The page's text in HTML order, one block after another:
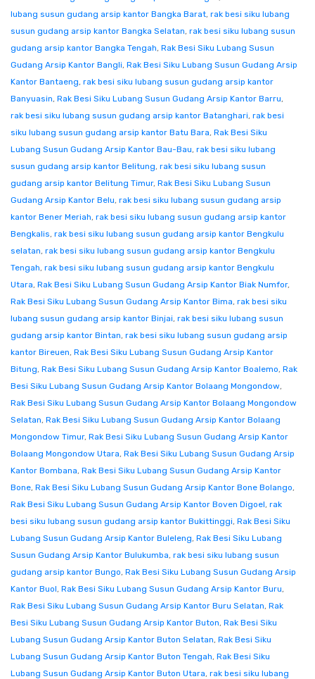
lubang susun gudang arsip kantor Bangka Barat, rak besi siku lubang
susun gudang arsip kantor Bangka Selatan, rak besi siku lubang susun
gudang arsip kantor Bangka Tengah, Rak Besi Siku Lubang Susun
Gudang Arsip Kantor Bangli, Rak Besi Siku Lubang Susun Gudang Arsip
Kantor Bantaeng, rak besi siku lubang susun gudang arsip kantor
Banyuasin, Rak Besi Siku Lubang Susun Gudang Arsip Kantor Barru,
rak besi siku lubang susun gudang arsip kantor Batanghari, rak besi
siku lubang susun gudang arsip kantor Batu Bara, Rak Besi Siku
Lubang Susun Gudang Arsip Kantor Bau-Bau, rak besi siku lubang
susun gudang arsip kantor Belitung, rak besi siku lubang susun
gudang arsip kantor Belitung Timur, Rak Besi Siku Lubang Susun
Gudang Arsip Kantor Belu, rak besi siku lubang susun gudang arsip
kantor Bener Meriah, rak besi siku lubang susun gudang arsip kantor
Bengkalis, rak besi siku lubang susun gudang arsip kantor Bengkulu
selatan, rak besi siku lubang susun gudang arsip kantor Bengkulu
Tengah, rak besi siku lubang susun gudang arsip kantor Bengkulu
Utara, Rak Besi Siku Lubang Susun Gudang Arsip Kantor Biak Numfor,
Rak Besi Siku Lubang Susun Gudang Arsip Kantor Bima, rak besi siku
lubang susun gudang arsip kantor Binjai, rak besi siku lubang susun
gudang arsip kantor Bintan, rak besi siku lubang susun gudang arsip
kantor Bireuen, Rak Besi Siku Lubang Susun Gudang Arsip Kantor
Bitung, Rak Besi Siku Lubang Susun Gudang Arsip Kantor Boalemo, Rak
Besi Siku Lubang Susun Gudang Arsip Kantor Bolaang Mongondow,
Rak Besi Siku Lubang Susun Gudang Arsip Kantor Bolaang Mongondow
Selatan, Rak Besi Siku Lubang Susun Gudang Arsip Kantor Bolaang
Mongondow Timur, Rak Besi Siku Lubang Susun Gudang Arsip Kantor
Bolaang Mongondow Utara, Rak Besi Siku Lubang Susun Gudang Arsip
Kantor Bombana, Rak Besi Siku Lubang Susun Gudang Arsip Kantor
Bone, Rak Besi Siku Lubang Susun Gudang Arsip Kantor Bone Bolango,
Rak Besi Siku Lubang Susun Gudang Arsip Kantor Boven Digoel, rak
besi siku lubang susun gudang arsip kantor Bukittinggi, Rak Besi Siku
Lubang Susun Gudang Arsip Kantor Buleleng, Rak Besi Siku Lubang
Susun Gudang Arsip Kantor Bulukumba, rak besi siku lubang susun
gudang arsip kantor Bungo, Rak Besi Siku Lubang Susun Gudang Arsip
Kantor Buol, Rak Besi Siku Lubang Susun Gudang Arsip Kantor Buru,
Rak Besi Siku Lubang Susun Gudang Arsip Kantor Buru Selatan, Rak
Besi Siku Lubang Susun Gudang Arsip Kantor Buton, Rak Besi Siku
Lubang Susun Gudang Arsip Kantor Buton Selatan, Rak Besi Siku
Lubang Susun Gudang Arsip Kantor Buton Tengah, Rak Besi Siku
Lubang Susun Gudang Arsip Kantor Buton Utara, rak besi siku lubang